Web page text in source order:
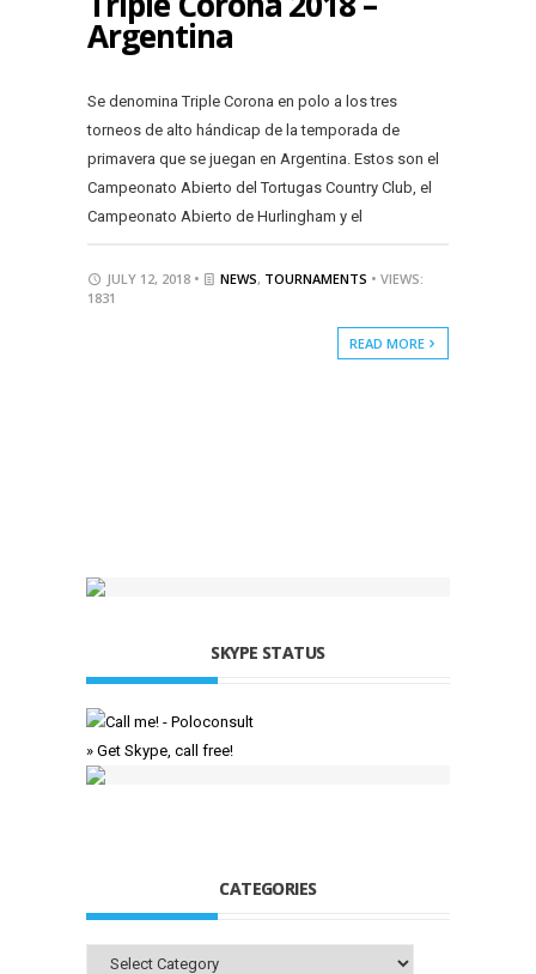
Argentina
Se denomina Triple Corona en polo a los tres
torneos de alto hándicap de la temporada de
primavera que se juegan en Argentina. Estos son el
Campeonato Abierto del Tortugas Country Club, el
Campeonato Abierto de Hurlingham y el
JULY 12, 2018 • NEWS, TOURNAMENTS • VIEWS:
1831
READ MORE
SKYPE STATUS
» Get Skype, call free!
CATEGORIES
Categories